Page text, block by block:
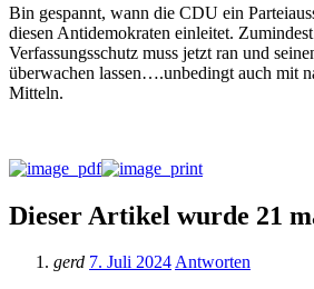
Bin gespannt, wann die CDU ein
diesen Antidemokraten einleitet.
Verfassungsschutz muss jetzt ran und
überwachen lassen….unbedingt auch mit
Mitteln.
Dieser Artikel wurde 21
gerd 7. Juli 2024Antworten